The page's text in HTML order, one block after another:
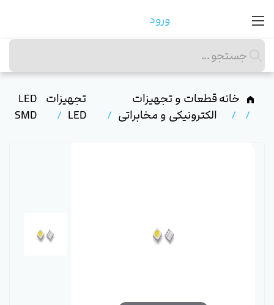
ورود
خانهقطعات و تجهیزات
الکترونیکی و مخابراتی
تجهیزات
LED
LED
SMD